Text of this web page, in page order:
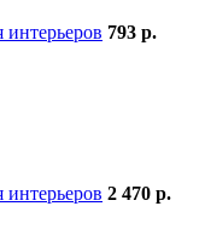
793 р.
2 470 р.